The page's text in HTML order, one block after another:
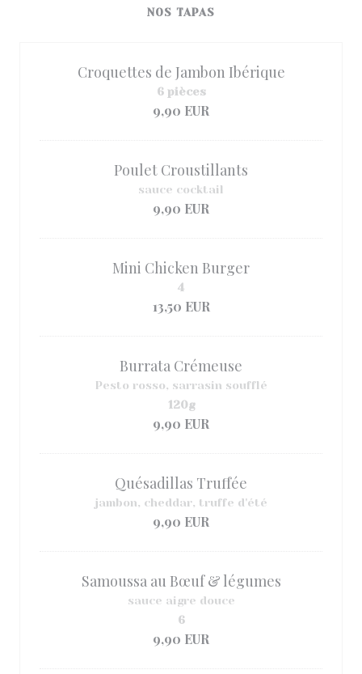
NOS TAPAS
Croquettes de Jambon Ibérique
9,90 EUR
6 pièces
Poulet Croustillants
sauce cocktail
9,90 EUR
Mini Chicken Burger
13,50 EUR
4
Burrata Crémeuse
Pesto rosso, sarrasin soufflé
9,90 EUR
120g
Quésadillas Truffée
jambon, cheddar, truffe d'été
9,90 EUR
Samoussa au Bœuf & légumes
sauce aigre douce
9,90 EUR
6